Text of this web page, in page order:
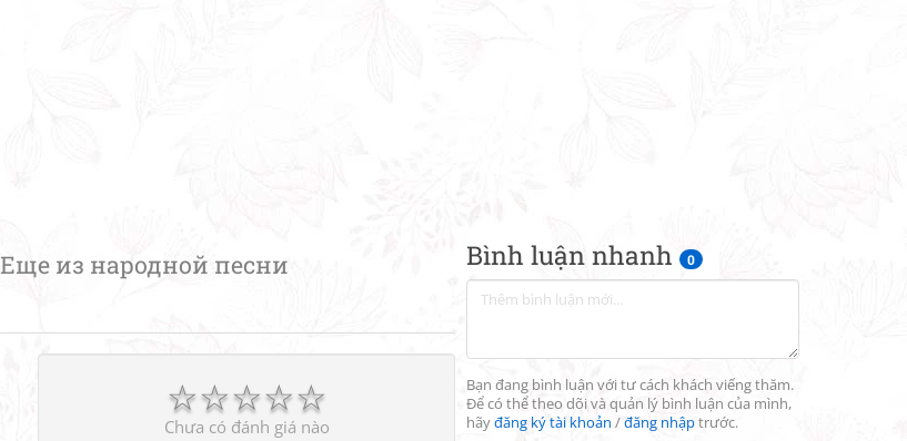
Bình luận nhanh 0
Bạn đang bình luận với tư cách khách viếng thăm.
Để có thể theo dõi và quản lý bình luận của mình,
hãyđăng ký tài khoản /đăng nhậptrước.
Еще из народной песни
☆
☆
☆
☆
☆
Chưa có đánh giá nào